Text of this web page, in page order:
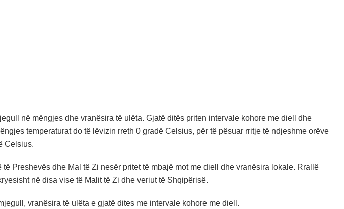
në mëngjes dhe vranësira të ulëta. Gjatë ditës priten intervale kohore me diell dhe
temperaturat do të lëvizin rreth 0 gradë Celsius, për të pësuar rritje të ndjeshme orëve
Celsius.
Preshevës dhe Mal të Zi nesër pritet të mbajë mot me diell dhe vranësira lokale. Rrallë
në disa vise të Malit të Zi dhe veriut të Shqipërisë.
vranësira të ulëta e gjatë dites me intervale kohore me diell.